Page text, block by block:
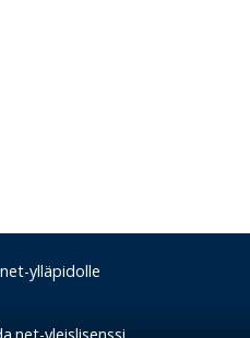
ylläpidolle